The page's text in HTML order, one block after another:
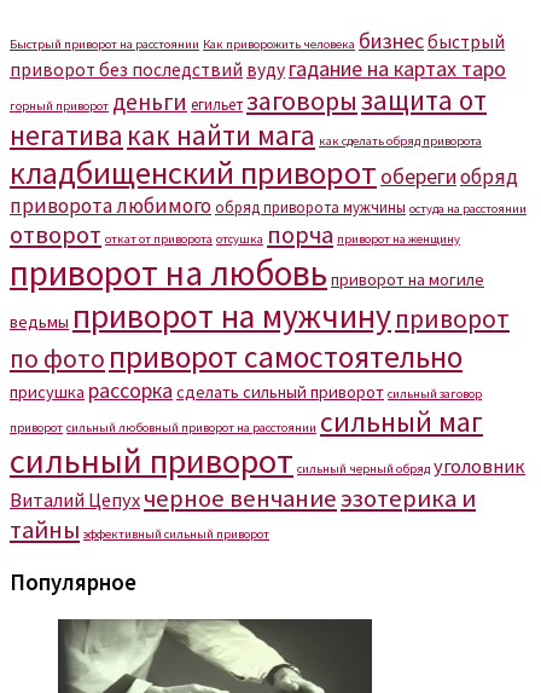
Быстрый приворот на расстоянии Как приворожить человека бизнесбыстрый
приворот без последствий вуду гадание на картах таро
горный приворот деньги егильетзаговорызащита от
негатива как найти мага как сделать обряд приворота
кладбищенский приворот оберегиобряд
приворота любимогообряд приворота мужчины остуда на расстоянии
отворот откат от приворота отсушка порча приворот на женщину
приворот на любовь приворот на могиле
ведьмы приворот на мужчинуприворот
по фото приворот самостоятельно
присушка рассорка сделать сильный приворот сильный заговор
приворот сильный любовный приворот на расстоянии сильный маг
сильный приворот сильный черный обряд уголовник
Виталий Цепух черное венчаниеэзотерика и
тайны эффективный сильный приворот
Популярное